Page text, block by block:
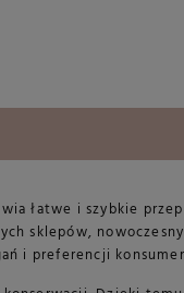
łatwe i szybkie
sklepów,
i preferencji